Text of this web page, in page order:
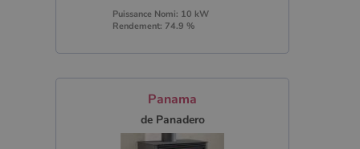
Puissance Nomi: 10 kW
Rendement: 74.9 %
Panama
de Panadero